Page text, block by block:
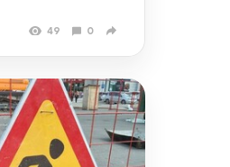
49 0